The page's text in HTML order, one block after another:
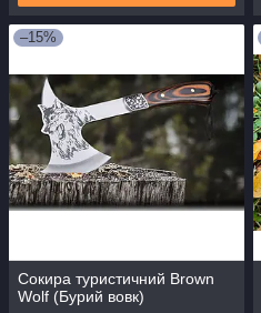
–15%
Сокира туристичний Brown
Wolf (Бурий вовк)